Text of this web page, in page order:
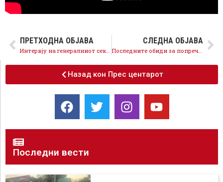
ПРЕТХОДНА ОБЈАВА
Интервју на генералниот секретар на СДСМ Љупчо Николовски за ТВ Сител
СЛЕДНА ОБЈАВА
Последните обиди за попречување на правдата ја потврдуваат потребата од прочистување на судството
Назад кон Прес центарот
Последни вести